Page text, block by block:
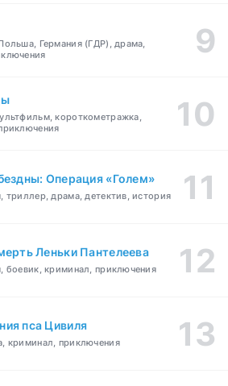
Германия (ГДР), драма,
короткометражка,
Операция «Голем»
триллер, драма, детектив, история
Леньки Пантелеева
боевик, криминал, приключения
пса Цивиля
криминал, приключения